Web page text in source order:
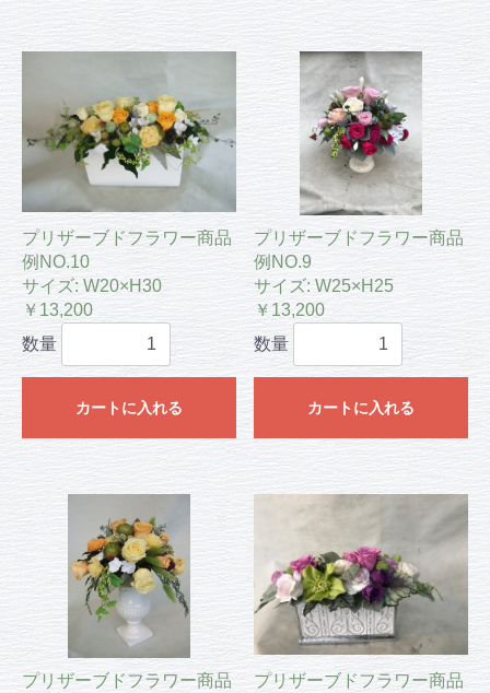
プリザーブドフラワー商品
例NO.10
サイズ: W20×H30
￥13,200
数量
カートに入れる
プリザーブドフラワー商品
例NO.9
サイズ: W25×H25
￥13,200
数量
カートに入れる
プリザーブドフラワー商品
プリザーブドフラワー商品